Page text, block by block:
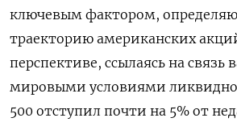
ключевым фактором,
траекторию американских
перспективе, ссылаясь на связь
мировыми условиями
500 отступил почти на 5% от